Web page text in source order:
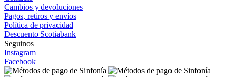
Cambios y devoluciones
Pagos, retiros y envíos
Política de privacidad
Descuento Scotiabank
Seguinos
Instagram
Facebook